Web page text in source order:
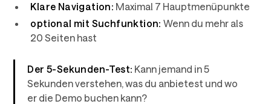
Klare Navigation: Maximal 7 Hauptmenüpunkte
optional mit Suchfunktion: Wenn du mehr als
20 Seiten hast
Der 5-Sekunden-Test: Kann jemand in 5
Sekunden verstehen, was du anbietest und wo
er die Demo buchen kann?